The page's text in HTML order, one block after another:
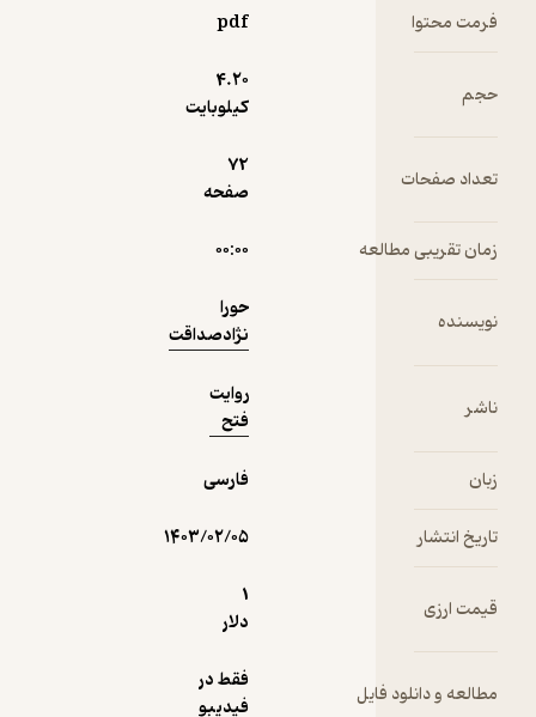
نجفی
فرمت محتوا pdf
حجم
4.۲۰
کیلوبایت
تعداد صفحات
صفحه
زمان تقریبی مطالعه ۰۰:۰۰
نویسنده
حورا
نژاد‌صداقت
ناشر
روایت
فتح
زبان فارسی
تاریخ انتشار ۱۴۰۳/۰۲/۰۵
قیمت ارزی
دلار
مطالعه و دانلود فایل
فقط در
فیدیبو
نمونه